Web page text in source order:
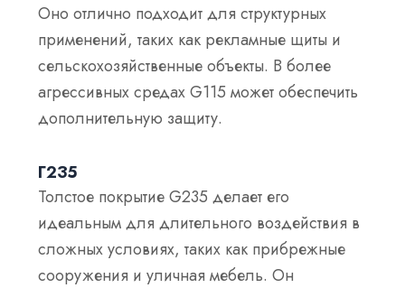
Оно отлично подходит для структурных
применений, таких как рекламные щиты и
сельскохозяйственные объекты. В более
агрессивных средах G115 может обеспечить
дополнительную защиту.
Г235
Толстое покрытие G235 делает его
идеальным для длительного воздействия в
сложных условиях, таких как прибрежные
сооружения и уличная мебель. Он